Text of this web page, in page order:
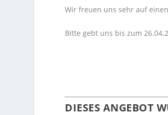
Wir freuen uns sehr auf
Bitte gebt uns bis zum
DIESES ANGEBOT